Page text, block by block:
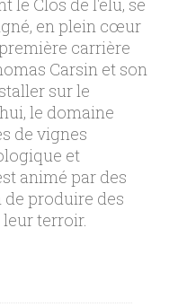
le Clos de l'élu, se
en plein cœur
carrière
Carsin et son
sur le
le domaine
de vignes
et
animé par des
produire des
terroir.